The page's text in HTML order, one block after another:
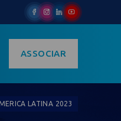
ASSOCIAR
LATINA 2023